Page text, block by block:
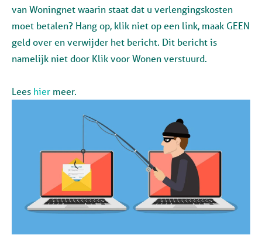
van Woningnet waarin staat dat u verlengingskosten
moet betalen? Hang op, klik niet op een link, maak GEEN
geld over en verwijder het bericht. Dit bericht is
namelijk niet door Klik voor Wonen verstuurd.
Lees hier meer.